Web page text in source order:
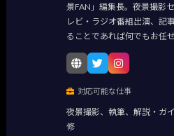
景FAN」編集長。夜景撮影
レビ・ラジオ番組出演、記
ることであれば何でもお任せ
対応可能な仕事
夜景撮影、執筆、解説・ガ
修